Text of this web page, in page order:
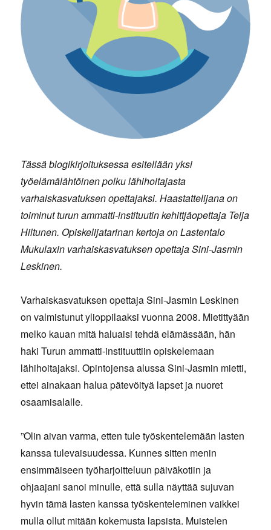
Tässä blogikirjoituksessa esitellään yksi
työelämälähtöinen polku lähihoitajasta
varhaiskasvatuksen opettajaksi. Haastattelijana on
toiminut turun ammatti-instituutin kehittjäopettaja Teija
Hiltunen. Opiskelijatarinan kertoja on Lastentalo
Mukulaxin varhaiskasvatuksen opettaja Sini-Jasmin
Leskinen.
Varhaiskasvatuksen opettaja Sini-Jasmin Leskinen
on valmistunut ylioppilaaksi vuonna 2008. Mietittyään
melko kauan mitä haluaisi tehdä elämässään, hän
haki Turun ammatti-instituuttiin opiskelemaan
lähihoitajaksi. Opintojensa alussa Sini-Jasmin mietti,
ettei ainakaan halua pätevöityä lapset ja nuoret
osaamisalalle.
”Olin aivan varma, etten tule työskentelemään lasten
kanssa tulevaisuudessa. Kunnes sitten menin
ensimmäiseen työharjoitteluun päiväkotiin ja
ohjaajani sanoi minulle, että sulla näyttää sujuvan
hyvin tämä lasten kanssa työskenteleminen vaikkei
mulla ollut mitään kokemusta lapsista. Muistelen